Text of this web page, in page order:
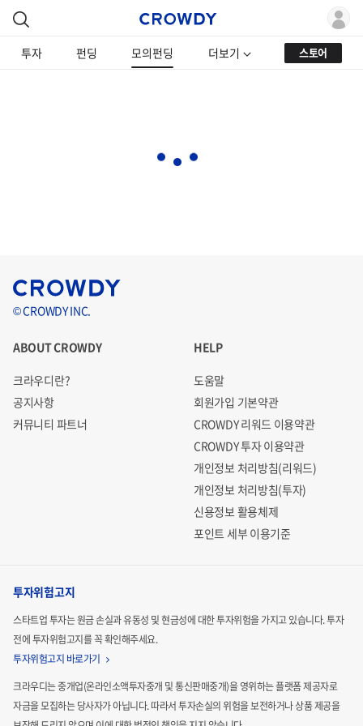
투자 펀딩 모의펀딩 더보기 스토어
© CROWDY INC.
ABOUT CROWDY
크라우디란?
공지사항
커뮤니티 파트너
HELP
도움말
회원가입 기본약관
CROWDY 리워드 이용약관
CROWDY 투자 이용약관
개인정보 처리방침(리워드)
개인정보 처리방침(투자)
신용정보 활용체제
포인트 세부 이용기준
투자위험고지
스타트업 투자는 원금 손실과 유동성 및 현금성에 대한 투자위험을 가지고 있습니다.투자
전에 투자위험고지를 꼭 확인해주세요.
투자위험고지 바로가기
크라우디는 중개업(온라인소액투자중개 및 통신판매중개)을 영위하는 플랫폼 제공자로
자금을 모집하는당사자가 아닙니다. 따라서 투자손실의 위험을 보전하거나 상품 제공을